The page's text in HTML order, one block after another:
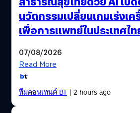
นวัตกรรมเปลี่ยนเกมเร่งเค
เพื่อการแพทย์ในประเทศไท
07/08/2026
Read More
ทีมคอนเทนต์ BT| 2 hours ago